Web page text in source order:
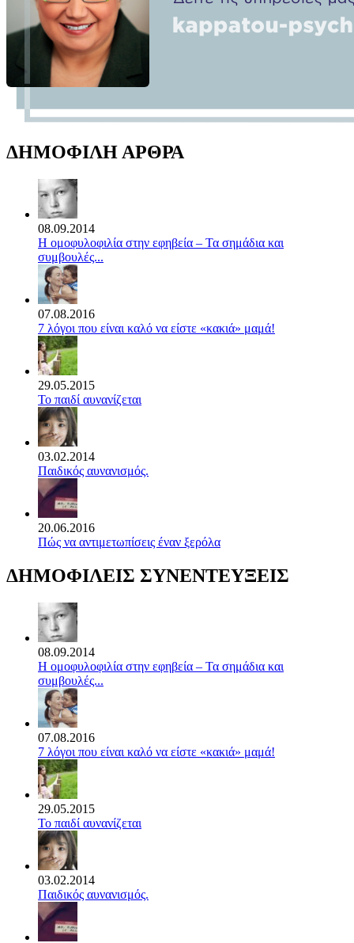
ΔΗΜΟΦΙΛΗ ΑΡΘΡΑ
08.09.2014
Η ομοφυλοφιλία στην εφηβεία – Τα σημάδια και
συμβουλές...
07.08.2016
7 λόγοι που είναι καλό να είστε «κακιά» μαμά!
29.05.2015
Το παιδί αυνανίζεται
03.02.2014
Παιδικός αυνανισμός.
20.06.2016
Πώς να αντιμετωπίσεις έναν ξερόλα
ΔΗΜΟΦΙΛΕΙΣ ΣΥΝΕΝΤΕΥΞΕΙΣ
08.09.2014
Η ομοφυλοφιλία στην εφηβεία – Τα σημάδια και
συμβουλές...
07.08.2016
7 λόγοι που είναι καλό να είστε «κακιά» μαμά!
29.05.2015
Το παιδί αυνανίζεται
03.02.2014
Παιδικός αυνανισμός.